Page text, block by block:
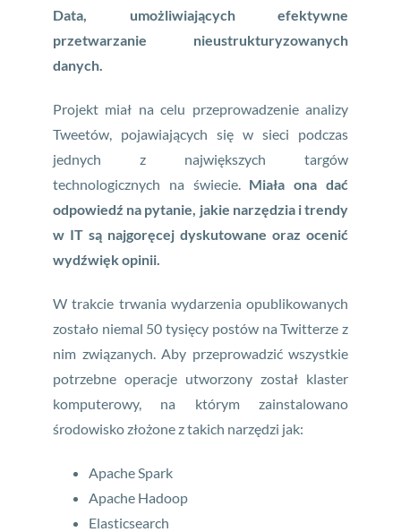
Data, umożliwiających efektywne
przetwarzanie nieustrukturyzowanych
danych.
Projekt miał na celu przeprowadzenie analizy
Tweetów, pojawiających się w sieci podczas
jednych z największych targów
technologicznych na świecie. Miała ona dać
odpowiedź na pytanie, jakie narzędzia i trendy
w IT są najgoręcej dyskutowane oraz ocenić
wydźwięk opinii.
W trakcie trwania wydarzenia opublikowanych
zostało niemal 50 tysięcy postów na Twitterze z
nim związanych. Aby przeprowadzić wszystkie
potrzebne operacje utworzony został klaster
komputerowy, na którym zainstalowano
środowisko złożone z takich narzędzi jak:
Apache Spark
Apache Hadoop
Elasticsearch